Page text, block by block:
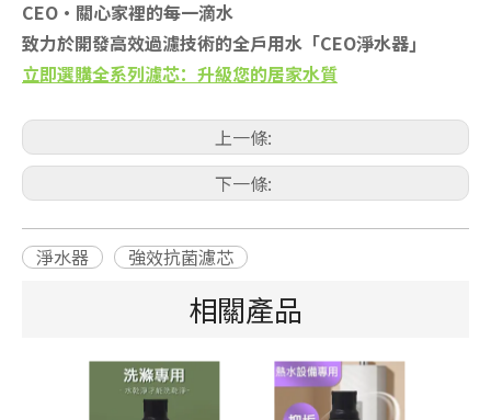
CEO·關心家裡的每一滴水
致力於開發高效過濾技術的全戶用水「CEO淨水器」
立即選購全系列濾芯：升級您的居家水質
上一條:
下一條:
淨水器 強效抗菌濾芯
相關產品